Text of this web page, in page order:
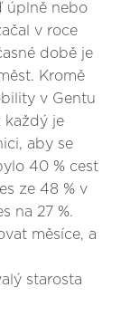
úplně nebo
v roce
době je
Kromě
v Gentu
každý je
aby se
40 % cest
ze 48 % v
na 27 %.
měsíce, a
starosta